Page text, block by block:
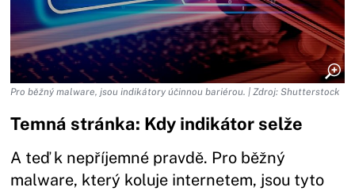
Pro běžný malware, jsou indikátory účinnou bariérou. | Zdroj: Shutterstock
Temná stránka: Kdy indikátor selže
A teď k nepříjemné pravdě. Pro běžný
malware, který koluje internetem, jsou tyto